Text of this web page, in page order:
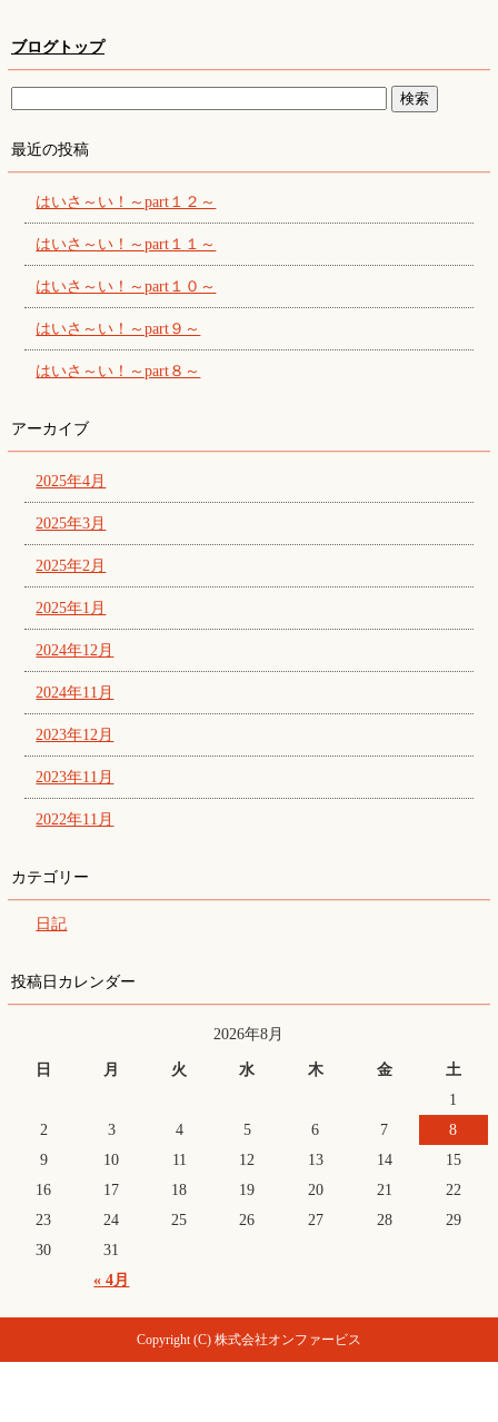
ブログトップ
最近の投稿
はいさ～い！～part１２～
はいさ～い！～part１１～
はいさ～い！～part１０～
はいさ～い！～part９～
はいさ～い！～part８～
アーカイブ
2025年4月
2025年3月
2025年2月
2025年1月
2024年12月
2024年11月
2023年12月
2023年11月
2022年11月
カテゴリー
日記
投稿日カレンダー
2026年8月
日 月 火 水 木 金 土
« 4月
1
2
3 4 5 6 7
8
9
10 11 12 13 14
15
16
17 18 19 20 21
22
23
24 25 26 27 28
29
30
31
Copyright (C) 株式会社オンファービス